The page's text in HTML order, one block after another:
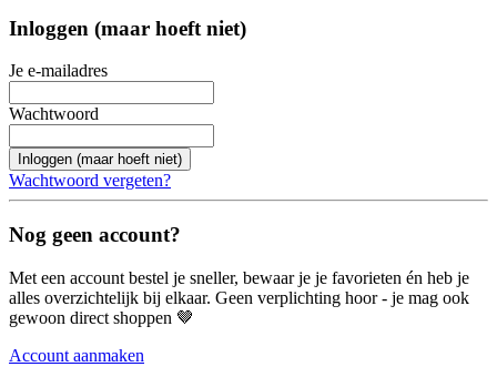
Inloggen (maar hoeft niet)
Je e-mailadres
Wachtwoord
Inloggen (maar hoeft niet)
Wachtwoord vergeten?
Nog geen account?
Met een account bestel je sneller, bewaar je je favorieten én heb je
alles overzichtelijk bij elkaar. Geen verplichting hoor - je mag ook
gewoon direct shoppen 🤎
Account aanmaken